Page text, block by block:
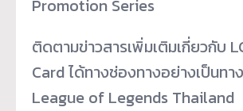
Promotion Series
ติดตามข่าวสารเพิ่มเติมเกี่ยวกับ
Card ได้ทางช่องทางอย่างเป็นทา
League of Legends Thailand